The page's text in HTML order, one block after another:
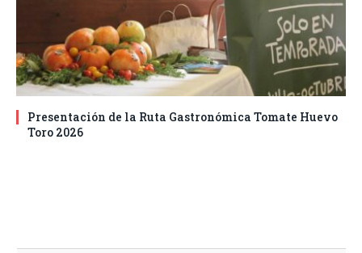
Presentación de la Ruta Gastronómica Tomate Huevo
Toro 2026